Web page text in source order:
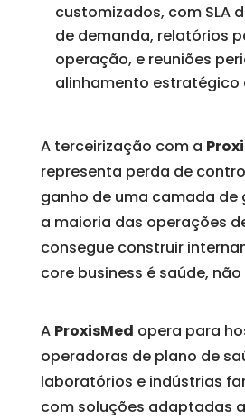
customizados, com SLA
de demanda, relatórios
operação, e reuniões
alinhamento estratégico
A terceirização com a
representa perda de
ganho de uma camada de
a maioria das operações
consegue construir
core business é saúde,
A ProxisMed opera para
operadoras de plano de
laboratórios e indústrias
com soluções adaptadas